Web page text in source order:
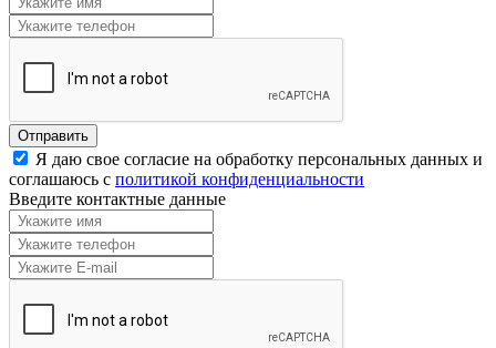
Я даю свое согласие на обработку персональных данных и
соглашаюсь с политикой конфиденциальности
Введите контактные данные